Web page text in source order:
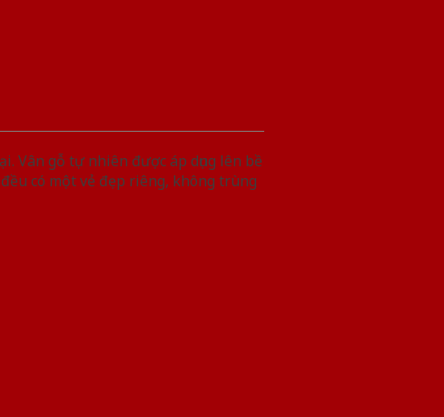
Vân gỗ tự nhiên được áp dụng lên bề
có một vẻ đẹp riêng, không trùng